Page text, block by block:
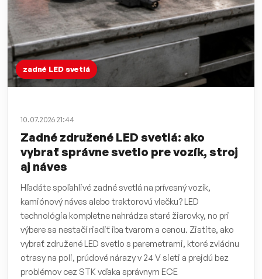
zadné LED svetlá
10.07.2026 21:44
Zadné združené LED svetlá: ako
vybrať správne svetlo pre vozík, stroj
aj náves
Hľadáte spoľahlivé zadné svetlá na prívesný vozík,
kamiónový náves alebo traktorovú vlečku? LED
technológia kompletne nahrádza staré žiarovky, no pri
výbere sa nestačí riadiť iba tvarom a cenou. Zistite, ako
vybrať združené LED svetlo s paremetrami, ktoré zvládnu
otrasy na poli, prúdové nárazy v 24 V sieti a prejdú bez
problémov cez STK vďaka správnym ECE